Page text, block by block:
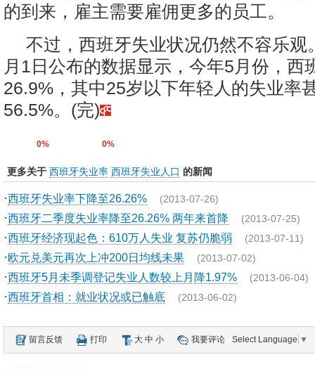
的到来，雇主需要雇佣更多的员工。
不过，西班牙失业状况仍然不容乐观
月1日公布的数据显示，今年5月份，西
26.9%，其中25岁以下年轻人的失业率
56.5%。(完)
0% 0%
更多关于 西班牙失业率 西班牙失业人口 的新闻
·西班牙失业率下降至26.26% (2013-07-26)
·西班牙二季度失业率降至26.26% 两年来首降 (2013-07-25)
·西班牙经济现起色：610万人失业 复苏仍脆弱 (2013-07-11)
·欧元兑美元再次上冲200日均线未果 (2013-07-02)
·西班牙5月未季调登记失业人数较上月降1.97% (2013-06-04)
·西班牙首相：就业状况或已触底 (2013-06-02)
留言反馈 打印 大 中 小 我要评论 Select Language ▼